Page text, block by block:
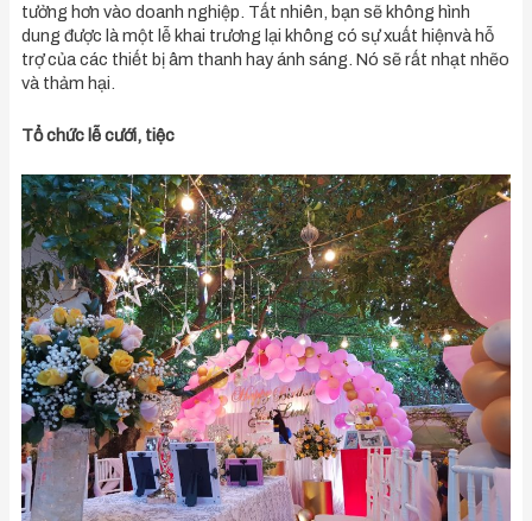
tưởng hơn vào doanh nghiệp. Tất nhiên, bạn sẽ không hình
dung được là một lễ khai trương lại không có sự xuất hiệnvà hỗ
trợ của các thiết bị âm thanh hay ánh sáng. Nó sẽ rất nhạt nhẽo
và thảm hại.
Tổ chức lễ cưới, tiệc